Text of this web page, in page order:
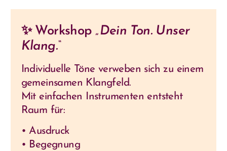
✨ Workshop „Dein Ton. Unser
Klang.“
Individuelle Töne verweben sich zu einem
gemeinsamen Klangfeld.
Mit einfachen Instrumenten entsteht
Raum für:
• Ausdruck
• Begegnung